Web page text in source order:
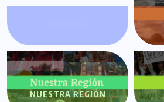
NUESTRA REGIÓN